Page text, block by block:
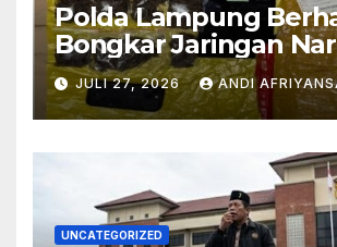
Polda Lampung
Bongkar Jaringan
Medan–Bali, 6
Digagalkan
JULI 27, 2026 ANDI
UNCATEGORIZED